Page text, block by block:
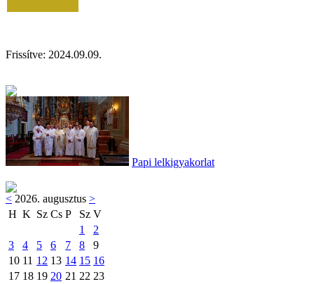
Frissítve: 2024.09.09.
Papi lelkigyakorlat
< 2026. augusztus >
H K Sz Cs P Sz V
1
2
3
4 5 6 7 8
9
10 11 12 13 14 15 16
17 18 19 20 21 22 23